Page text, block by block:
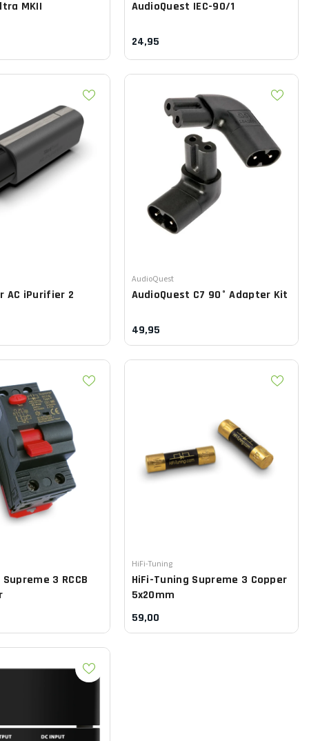
MKII AudioQuest IEC-90/1
24,95
AC iPurifier 2
Leverancier:
AudioQuest
AudioQuest C7 90° Adapter Kit
49,95
Supreme 3 RCCB
Leverancier:
HiFi-Tuning
HiFi-Tuning Supreme 3 Copper
5x20mm
59,00